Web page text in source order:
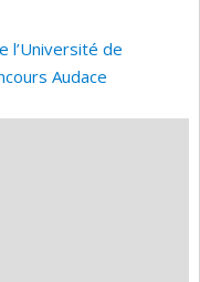
l’Université de
Audace